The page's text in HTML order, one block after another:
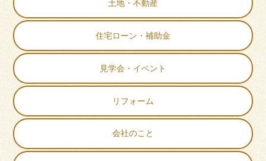
土地・不動産
住宅ローン・補助金
見学会・イベント
リフォーム
会社のこと